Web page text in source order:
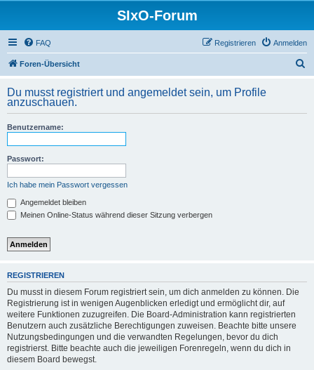
SIxO-Forum
FAQ Anmelden
Registrieren
Foren-Übersicht
h
Du musst registriert und angemeldet sein, um Profile
anzuschauen.
Benutzername:
Passwort:
Ich habe mein Passwort vergessen
Angemeldet bleiben
Meinen Online-Status während dieser Sitzung verbergen
REGISTRIEREN
Du musst in diesem Forum registriert sein, um dich anmelden zu können. Die
Registrierung ist in wenigen Augenblicken erledigt und ermöglicht dir, auf
weitere Funktionen zuzugreifen. Die Board-Administration kann registrierten
Benutzern auch zusätzliche Berechtigungen zuweisen. Beachte bitte unsere
Nutzungsbedingungen und die verwandten Regelungen, bevor du dich
registrierst. Bitte beachte auch die jeweiligen Forenregeln, wenn du dich in
diesem Board bewegst.